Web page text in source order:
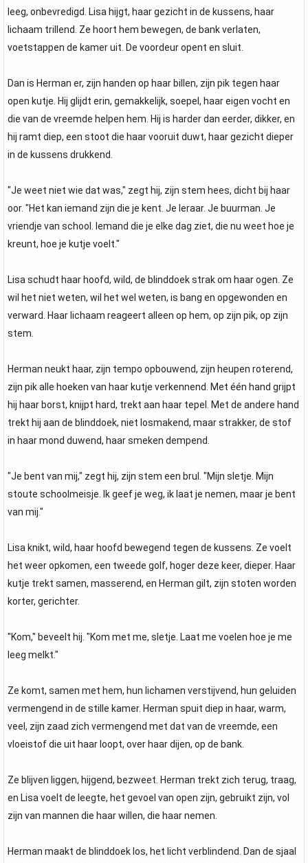
leeg, onbevredigd. Lisa hijgt, haar gezicht in de kussens, haar
lichaam trillend. Ze hoort hem bewegen, de bank verlaten,
voetstappen de kamer uit. De voordeur opent en sluit.
Dan is Herman er, zijn handen op haar billen, zijn pik tegen haar
open kutje. Hij glijdt erin, gemakkelijk, soepel, haar eigen vocht en
die van de vreemde helpen hem. Hij is harder dan eerder, dikker, en
hij ramt diep, een stoot die haar vooruit duwt, haar gezicht dieper
in de kussens drukkend.
"Je weet niet wie dat was," zegt hij, zijn stem hees, dicht bij haar
oor. "Het kan iemand zijn die je kent. Je leraar. Je buurman. Je
vriendje van school. Iemand die je elke dag ziet, die nu weet hoe je
kreunt, hoe je kutje voelt."
Lisa schudt haar hoofd, wild, de blinddoek strak om haar ogen. Ze
wil het niet weten, wil het wel weten, is bang en opgewonden en
verward. Haar lichaam reageert alleen op hem, op zijn pik, op zijn
stem.
Herman neukt haar, zijn tempo opbouwend, zijn heupen roterend,
zijn pik alle hoeken van haar kutje verkennend. Met één hand grijpt
hij haar borst, knijpt hard, trekt aan haar tepel. Met de andere hand
trekt hij aan de blinddoek, niet losmakend, maar strakker, de stof
in haar mond duwend, haar smeken dempend.
"Je bent van mij," zegt hij, zijn stem een brul. "Mijn sletje. Mijn
stoute schoolmeisje. Ik geef je weg, ik laat je nemen, maar je bent
van mij."
Lisa knikt, wild, haar hoofd bewegend tegen de kussens. Ze voelt
het weer opkomen, een tweede golf, hoger deze keer, dieper. Haar
kutje trekt samen, masserend, en Herman gilt, zijn stoten worden
korter, gerichter.
"Kom," beveelt hij. "Kom met me, sletje. Laat me voelen hoe je me
leeg melkt."
Ze komt, samen met hem, hun lichamen verstijvend, hun geluiden
vermengend in de stille kamer. Herman spuit diep in haar, warm,
veel, zijn zaad zich vermengend met dat van de vreemde, een
vloeistof die uit haar loopt, over haar dijen, op de bank.
Ze blijven liggen, hijgend, bezweet. Herman trekt zich terug, traag,
en Lisa voelt de leegte, het gevoel van open zijn, gebruikt zijn, vol
zijn van mannen die haar willen, die haar nemen.
Herman maakt de blinddoek los, het licht verblindend. Dan de sjaal